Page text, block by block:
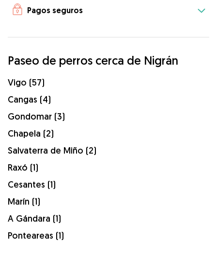
Pagos seguros
Paseo de perros cerca de Nigrán
Vigo (57)
Cangas (4)
Gondomar (3)
Chapela (2)
Salvaterra de Miño (2)
Raxó (1)
Cesantes (1)
Marín (1)
A Gándara (1)
Ponteareas (1)